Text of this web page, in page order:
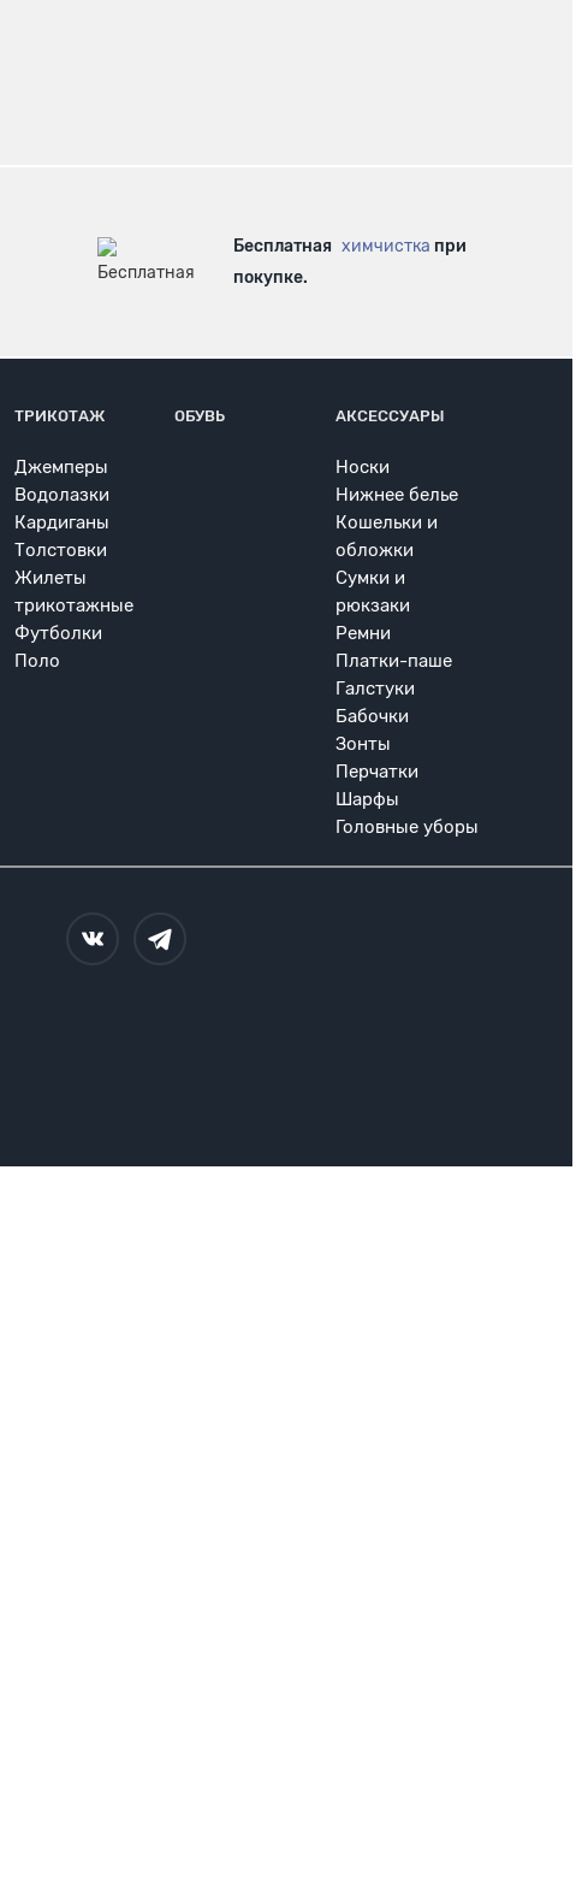
Бесплатная химчистка при
покупке.
ТРИКОТАЖ
Джемперы
Водолазки
Кардиганы
Толстовки
Жилеты
трикотажные
Футболки
Поло
ОБУВЬ АКСЕССУАРЫ
Носки
Нижнее белье
Кошельки и
обложки
Сумки и
рюкзаки
Ремни
Платки-паше
Галстуки
Бабочки
Зонты
Перчатки
Шарфы
Головные уборы